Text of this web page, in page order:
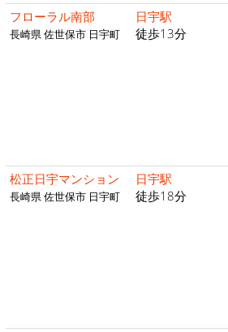
フローラル南部
長崎県 佐世保市 日宇町
日宇駅
徒歩13分
松正日宇マンション
長崎県 佐世保市 日宇町
日宇駅
徒歩18分